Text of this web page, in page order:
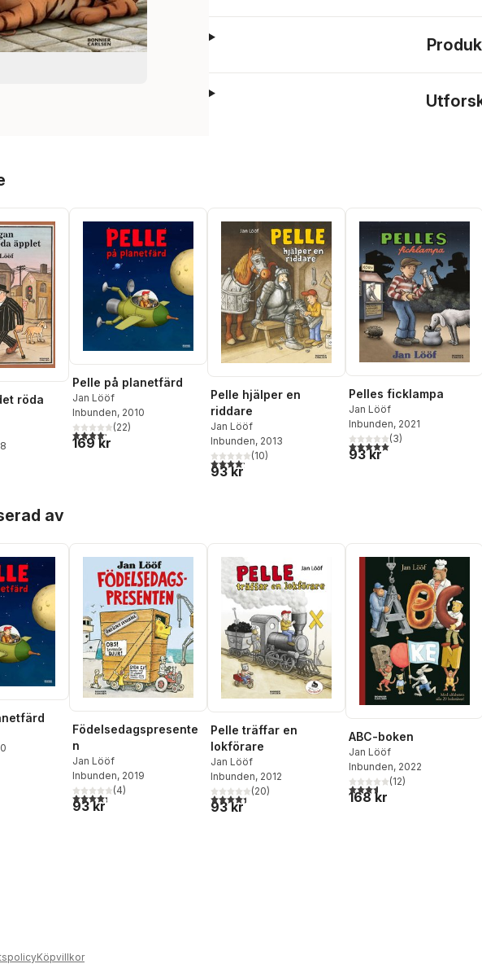
röda
Totalt antal röster:
Pelle på planetfärd
Jan Lööf
Inbunden, 2010
4,2utav 5 stjärnor. Totalt antal röster:
(22)
169 kr
Pelle hjälper en
riddare
Jan Lööf
Inbunden, 2013
4,2utav 5 stjärnor. Totalt antal röster:
(10)
93 kr
Pelles ficklampa
Jan Lööf
Inbunden, 2021
5,0utav 5 stjärnor. Totalt
(3)
93 kr
av
Totalt antal röster:
Födelsedagspresente
n
Jan Lööf
Inbunden, 2019
4,3utav 5 stjärnor. Totalt antal röster:
(4)
93 kr
Pelle träffar en
lokförare
Jan Lööf
Inbunden, 2012
4,4utav 5 stjärnor. Totalt antal röster:
(20)
93 kr
ABC-boken
Jan Lööf
Inbunden, 2022
3,6utav 5 stjärnor. Totalt
(12)
168 kr
Köpvillkor